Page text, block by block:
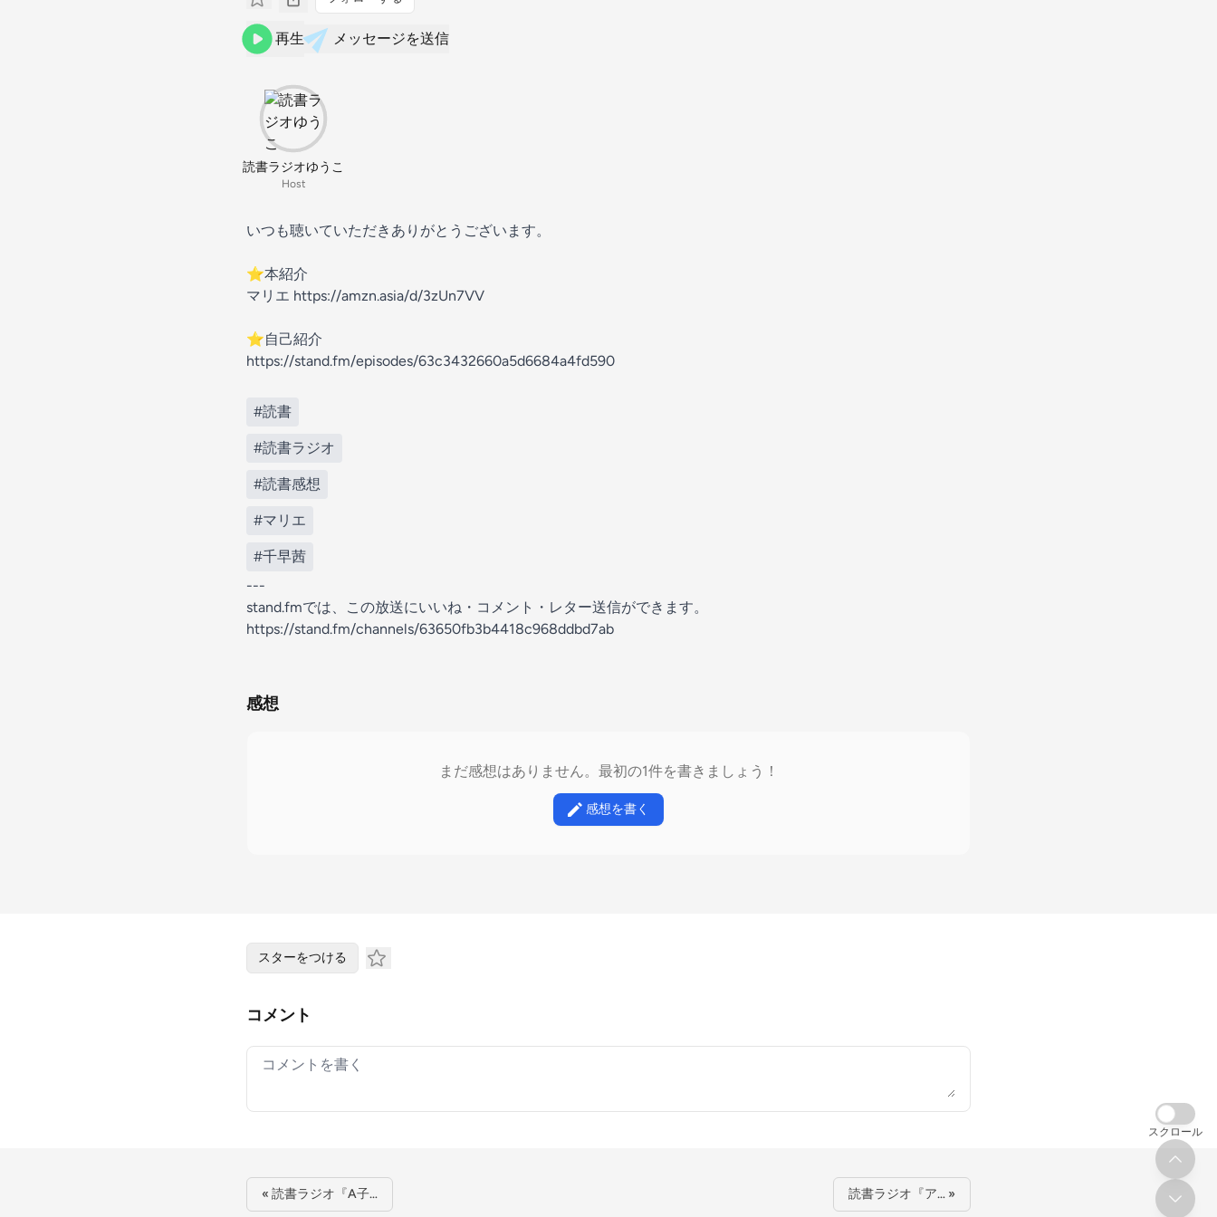
再生 メッセージを送信
読書ラジオゆうこ
Host
いつも聴いていただきありがとうございます。
⭐︎本紹介
マリエ https://amzn.asia/d/3zUn7VV
⭐︎自己紹介
https://stand.fm/episodes/63c3432660a5d6684a4fd590
#読書
#読書ラジオ
#読書感想
#マリエ
#千早茜
---
stand.fmでは、この放送にいいね・コメント・レター送信ができます。
https://stand.fm/channels/63650fb3b4418c968ddbd7ab
感想
まだ感想はありません。最初の1件を書きましょう！
感想を書く
スターをつける
コメント
Your comment
« 読書ラジオ『A子… 読書ラジオ『ア… »
スクロール